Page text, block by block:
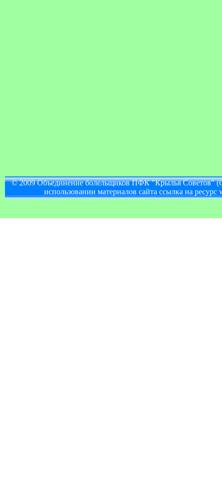
© 2009 Объединение болельщиков ПФК "Крылья
использовании материалов сайта ссылка на ресурс